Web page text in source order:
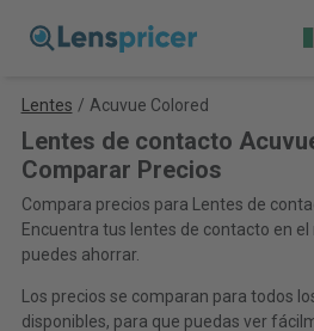
Lentes / Acuvue Colored
Lentes de contacto
Comparar Precios
Compara precios para Lentes de
Encuentra tus lentes de contacto en
puedes ahorrar.
Los precios se comparan para todos
disponibles, para que puedas ver